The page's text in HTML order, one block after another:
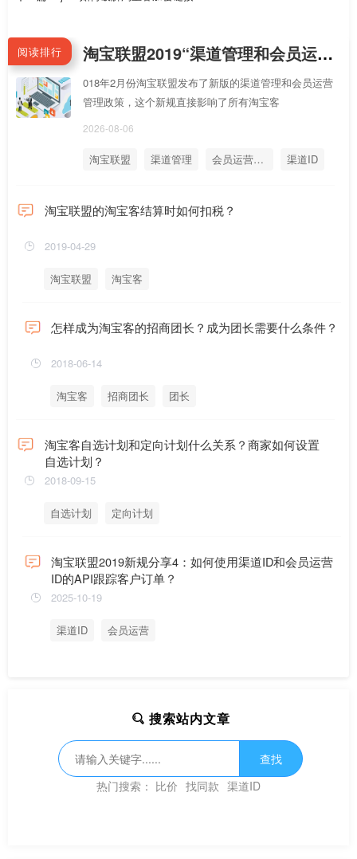
阅读排行 淘宝联盟2019“渠道管理和会员运营管理”新规分享1：如何使用渠道ID和会员运营ID的API绑定客户
018年2月份淘宝联盟发布了新版的渠道管理和会员运营
管理政策，这个新规直接影响了所有淘宝客
2026-08-06
淘宝联盟 渠道管理 会员运营管理
渠道ID
淘宝联盟的淘宝客结算时如何扣税？
2019-04-29
淘宝联盟 淘宝客
怎样成为淘宝客的招商团长？成为团长需要什么条件？
2018-06-14
淘宝客 招商团长 团长
淘宝客自选计划和定向计划什么关系？商家如何设置
自选计划？
2018-09-15
自选计划 定向计划
淘宝联盟2019新规分享4：如何使用渠道ID和会员运营
ID的API跟踪客户订单？
2025-10-19
渠道ID 会员运营
搜索站内文章
查找
热门搜索： 比价 找同款 渠道ID